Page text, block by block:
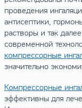
проведения
антисептики,
растворы и так
современной
компрессорные
значительно
Компрессорные
эффективны для